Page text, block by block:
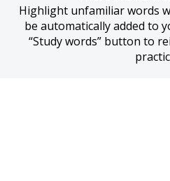
Highlight unfamiliar words
be automatically added to
“Study words” button to